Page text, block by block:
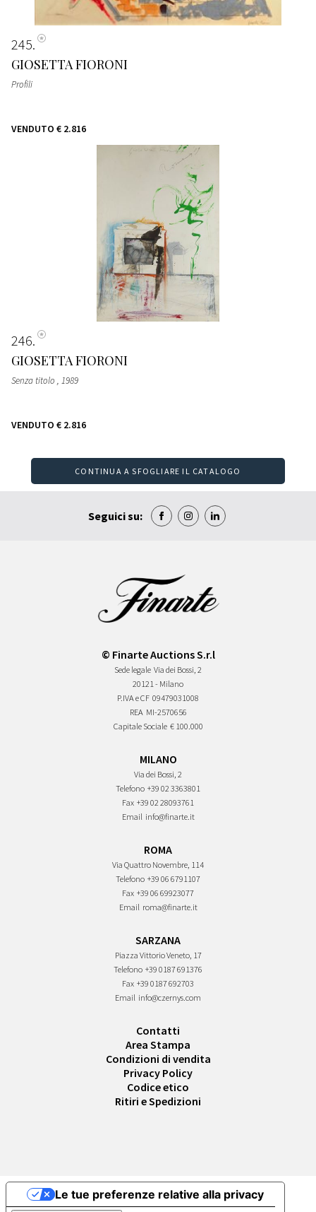
245
GIOSETTA FIORONI
Profili
VENDUTO € 2.816
246
GIOSETTA FIORONI
Senza titolo , 1989
VENDUTO € 2.816
CONTINUA A SFOGLIARE IL CATALOGO
Seguici su:
© Finarte Auctions S.r.l
Sede legale Via dei Bossi, 2
20121 - Milano
P.IVA e CF 09479031008
REA MI-2570656
Capitale Sociale € 100.000
MILANO
Via dei Bossi, 2
Telefono +39 02 3363801
Fax +39 02 28093761
Email info@finarte.it
ROMA
Via Quattro Novembre, 114
Telefono +39 06 6791107
Fax +39 06 69923077
Email roma@finarte.it
SARZANA
Piazza Vittorio Veneto, 17
Telefono +39 0187 691376
Fax +39 0187 692703
Email info@czernys.com
Contatti
Area Stampa
Condizioni di vendita
Privacy Policy
Codice etico
Ritiri e Spedizioni
Le tue preferenze relative alla privacy